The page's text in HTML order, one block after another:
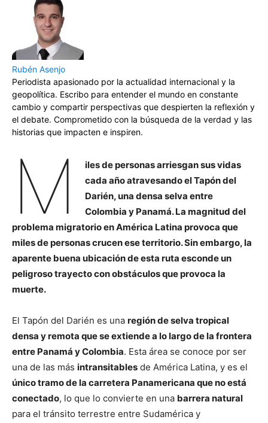
Rubén Asenjo
Periodista apasionado por la actualidad internacional y la
geopolítica. Escribo para entender el mundo en constante
cambio y compartir perspectivas que despierten la reflexión y
el debate. Comprometido con la búsqueda de la verdad y las
historias que impacten e inspiren.
M
iles de personas arriesgan sus vidas
cada año atravesando el Tapón del
Darién, una densa selva entre
Colombia y Panamá. La magnitud del
problema migratorio en América Latina provoca que
miles de personas crucen ese territorio. Sin embargo, la
aparente buena ubicación de esta ruta esconde un
peligroso trayecto con obstáculos que provoca la
muerte.
El Tapón del Darién es una región de selva tropical
densa y remota que se extiende a lo largo de la frontera
entre Panamá y Colombia. Esta área se conoce por ser
una de las más intransitables de América Latina, y es el
único tramo de la carretera Panamericana que no está
conectado, lo que lo convierte en una barrera natural
para el tránsito terrestre entre Sudamérica y